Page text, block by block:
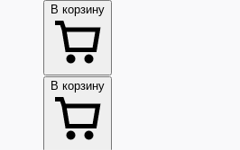
В корзину
В корзину